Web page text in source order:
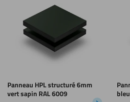
Panneau HPL structuré 6mm
vert sapin RAL 6009